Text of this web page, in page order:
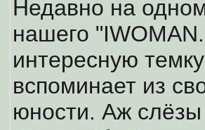
Недавно на
нашего
интересную
вспоминает из
юности. Аж слёзы